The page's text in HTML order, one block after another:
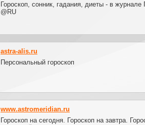
Гороскоп, сонник, гадания, диеты - в журнале
@RU
astra-alis.ru
Персональный гороскоп
www.astromeridian.ru
Гороскоп на сегодня. Гороскоп на завтра.